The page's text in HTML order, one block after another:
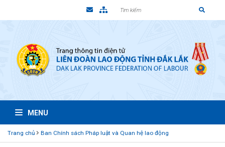
MENU
Trang chủ Ban Chính sách Pháp luật và Quan hệ lao động